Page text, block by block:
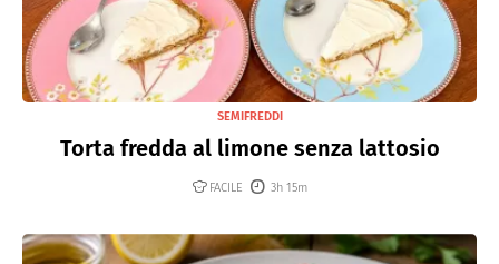
SEMIFREDDI
Torta fredda al limone senza lattosio
FACILE 3h 15m